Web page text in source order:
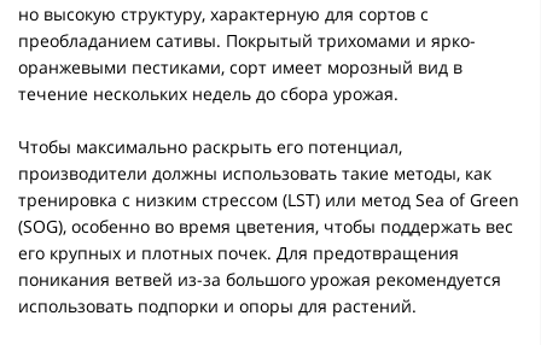
но высокую структуру, характерную для сортов с
преобладанием сативы. Покрытый трихомами и ярко-
оранжевыми пестиками, сорт имеет морозный вид в
течение нескольких недель до сбора урожая.
Чтобы максимально раскрыть его потенциал,
производители должны использовать такие методы, как
тренировка с низким стрессом (LST) или метод Sea of Green
(SOG), особенно во время цветения, чтобы поддержать вес
его крупных и плотных почек. Для предотвращения
поникания ветвей из-за большого урожая рекомендуется
использовать подпорки и опоры для растений.